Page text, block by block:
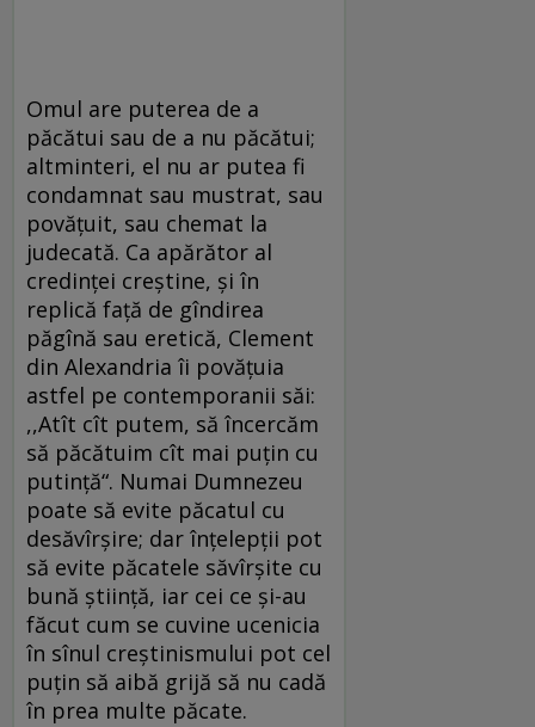
Omul are puterea de a
păcătui sau de a nu păcătui;
altminteri, el nu ar putea fi
condamnat sau mustrat, sau
povăţuit, sau chemat la
judecată. Ca apărător al
credinţei creştine, şi în
replică faţă de gîndirea
păgînă sau eretică, Clement
din Alexandria îi povăţuia
astfel pe contemporanii săi:
,,Atît cît putem, să încercăm
să păcătuim cît mai puţin cu
putinţă“. Numai Dumnezeu
poate să evite păcatul cu
desăvîrşire; dar înţelepţii pot
să evite păcatele săvîrşite cu
bună ştiinţă, iar cei ce şi-au
făcut cum se cuvine ucenicia
în sînul creştinismului pot cel
puţin să aibă grijă să nu cadă
în prea multe păcate.